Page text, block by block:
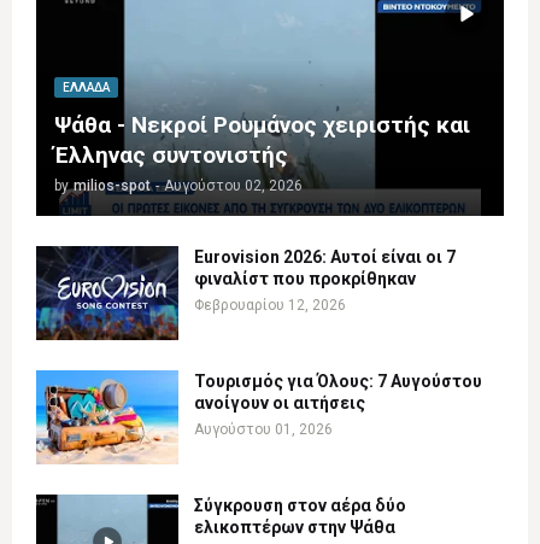
ΕΛΛΆΔΑ
Ψάθα - Νεκροί Ρουμάνος χειριστής και
Έλληνας συντονιστής
by milios-spot - Αυγούστου 02, 2026
Eurovision 2026: Αυτοί είναι οι 7
φιναλίστ που προκρίθηκαν
Φεβρουαρίου 12, 2026
Τουρισμός για Όλους: 7 Αυγούστου
ανοίγουν οι αιτήσεις
Αυγούστου 01, 2026
Σύγκρουση στον αέρα δύο
ελικοπτέρων στην Ψάθα